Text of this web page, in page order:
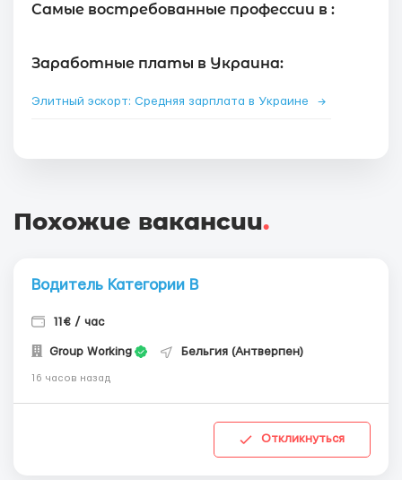
Самые востребованные профессии в :
Заработные платы в Украина:
Элитный эскорт: Средняя зарплата в Украине →
Похожие вакансии.
Водитель Категории В
11€ / час
Group Working Бельгия (Антверпен)
16 часов назад
Откликнуться